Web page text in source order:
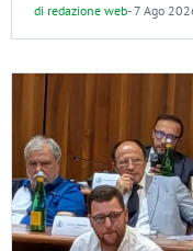
di redazione web-7 Ago